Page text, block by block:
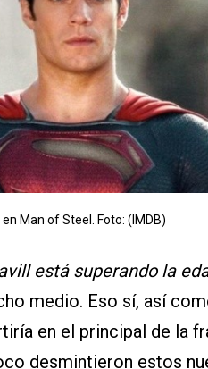
en Man of Steel. Foto: (IMDB)
está superando la
medio. Eso sí, así
en el principal de la
desmintieron estos